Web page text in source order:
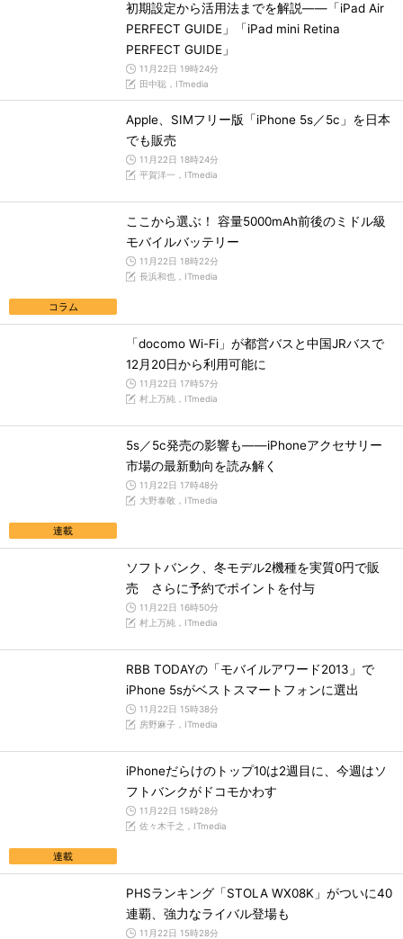
初期設定から活用法までを解説――「iPad Air
PERFECT GUIDE」「iPad mini Retina
PERFECT GUIDE」
11月22日 19時24分
田中聡，ITmedia
Apple、SIMフリー版「iPhone 5s／5c」を日本
でも販売
11月22日 18時24分
平賀洋一，ITmedia
コラム
ここから選ぶ！ 容量5000mAh前後のミドル級
モバイルバッテリー
11月22日 18時22分
長浜和也，ITmedia
「docomo Wi-Fi」が都営バスと中国JRバスで
12月20日から利用可能に
11月22日 17時57分
村上万純，ITmedia
連載
5s／5c発売の影響も――iPhoneアクセサリー
市場の最新動向を読み解く
11月22日 17時48分
大野泰敬，ITmedia
ソフトバンク、冬モデル2機種を実質0円で販
売 さらに予約でポイントを付与
11月22日 16時50分
村上万純，ITmedia
RBB TODAYの「モバイルアワード2013」で
iPhone 5sがベストスマートフォンに選出
11月22日 15時38分
房野麻子，ITmedia
連載
iPhoneだらけのトップ10は2週目に、今週はソ
フトバンクがドコモかわす
11月22日 15時28分
佐々木千之，ITmedia
PHSランキング「STOLA WX08K」がついに40
連覇、強力なライバル登場も
11月22日 15時28分